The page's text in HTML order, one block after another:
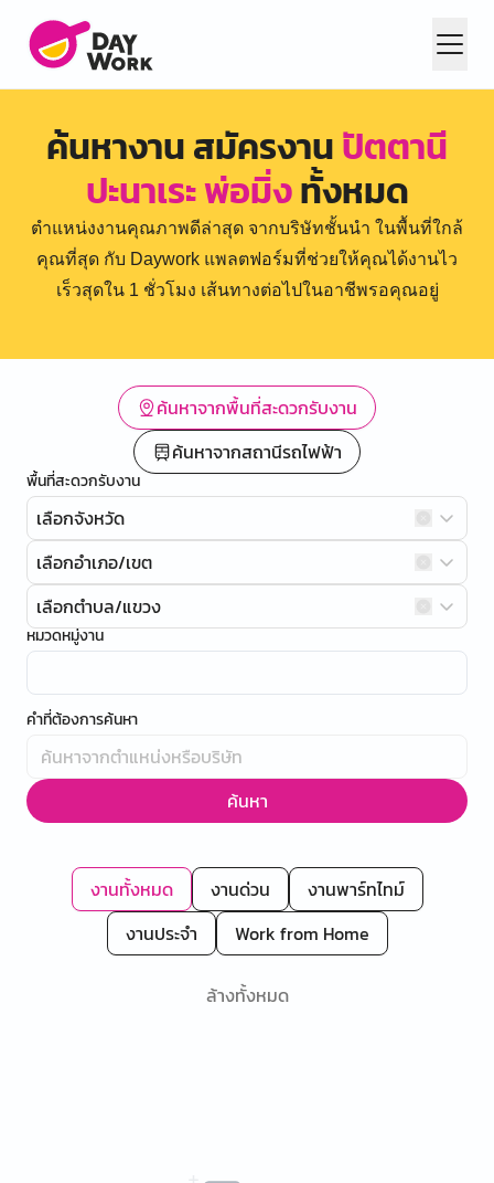
ค้นหางาน สมัครงานปัตตานี
ปะนาเระ พ่อมิ่งทั้งหมด
ตำแหน่งงานคุณภาพดีล่าสุด จากบริษัทชั้นนำ ในพื้นที่ใกล้
คุณที่สุด กับ Daywork แพลตฟอร์มที่ช่วยให้คุณได้งานไว
เร็วสุดใน 1 ชั่วโมง เส้นทางต่อไปในอาชีพรอคุณอยู่
ค้นหาจากพื้นที่สะดวกรับงาน
ค้นหาจากสถานีรถไฟฟ้า
พื้นที่สะดวกรับงาน
เลือกจังหวัด
เลือกอำเภอ/เขต
เลือกตำบล/แขวง
หมวดหมู่งาน
คำที่ต้องการค้นหา
ค้นหา
งานทั้งหมด งานด่วน
งานพาร์ทไทม์
งานประจำ
Work from Home
ล้างทั้งหมด